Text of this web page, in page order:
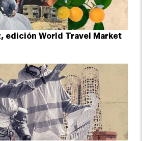
edición World Travel Market